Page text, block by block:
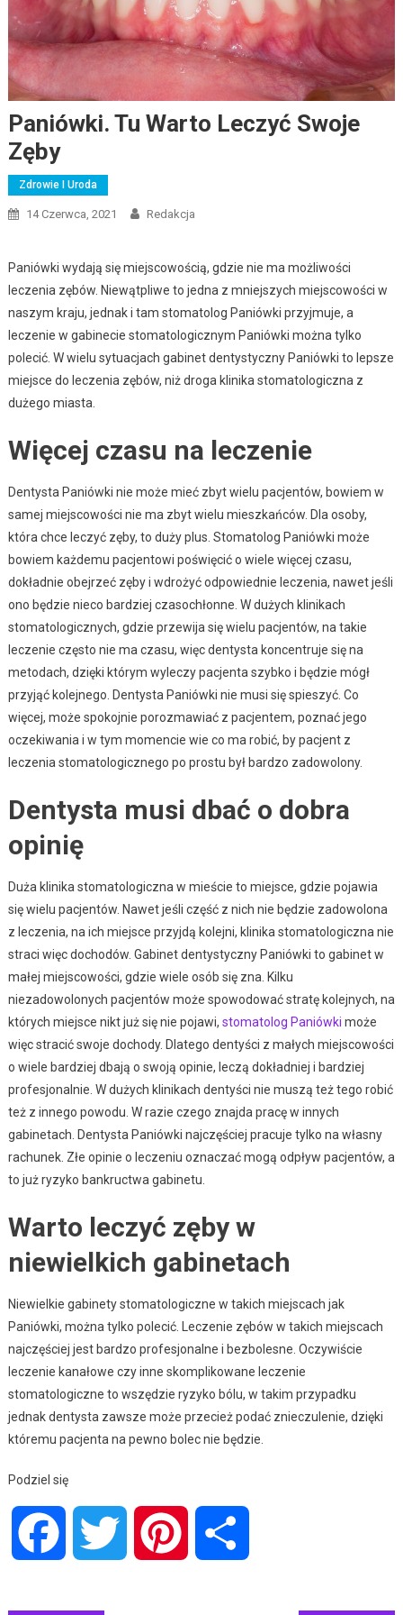
Paniówki. Tu Warto Leczyć Swoje
Zęby
Zdrowie I Uroda
14 Czerwca, 2021 Redakcja
Paniówki wydają się miejscowością, gdzie nie ma możliwości
leczenia zębów. Niewątpliwe to jedna z mniejszych miejscowości w
naszym kraju, jednak i tam stomatolog Paniówki przyjmuje, a
leczenie w gabinecie stomatologicznym Paniówki można tylko
polecić. W wielu sytuacjach gabinet dentystyczny Paniówki to lepsze
miejsce do leczenia zębów, niż droga klinika stomatologiczna z
dużego miasta.
Więcej czasu na leczenie
Dentysta Paniówki nie może mieć zbyt wielu pacjentów, bowiem w
samej miejscowości nie ma zbyt wielu mieszkańców. Dla osoby,
która chce leczyć zęby, to duży plus. Stomatolog Paniówki może
bowiem każdemu pacjentowi poświęcić o wiele więcej czasu,
dokładnie obejrzeć zęby i wdrożyć odpowiednie leczenia, nawet jeśli
ono będzie nieco bardziej czasochłonne. W dużych klinikach
stomatologicznych, gdzie przewija się wielu pacjentów, na takie
leczenie często nie ma czasu, więc dentysta koncentruje się na
metodach, dzięki którym wyleczy pacjenta szybko i będzie mógł
przyjąć kolejnego. Dentysta Paniówki nie musi się spieszyć. Co
więcej, może spokojnie porozmawiać z pacjentem, poznać jego
oczekiwania i w tym momencie wie co ma robić, by pacjent z
leczenia stomatologicznego po prostu był bardzo zadowolony.
Dentysta musi dbać o dobra
opinię
Duża klinika stomatologiczna w mieście to miejsce, gdzie pojawia
się wielu pacjentów. Nawet jeśli część z nich nie będzie zadowolona
z leczenia, na ich miejsce przyjdą kolejni, klinika stomatologiczna nie
straci więc dochodów. Gabinet dentystyczny Paniówki to gabinet w
małej miejscowości, gdzie wiele osób się zna. Kilku
niezadowolonych pacjentów może spowodować stratę kolejnych, na
których miejsce nikt już się nie pojawi, stomatolog Paniówki może
więc stracić swoje dochody. Dlatego dentyści z małych miejscowości
o wiele bardziej dbają o swoją opinie, leczą dokładniej i bardziej
profesjonalnie. W dużych klinikach dentyści nie muszą też tego robić
też z innego powodu. W razie czego znajda pracę w innych
gabinetach. Dentysta Paniówki najczęściej pracuje tylko na własny
rachunek. Złe opinie o leczeniu oznaczać mogą odpływ pacjentów, a
to już ryzyko bankructwa gabinetu.
Warto leczyć zęby w
niewielkich gabinetach
Niewielkie gabinety stomatologiczne w takich miejscach jak
Paniówki, można tylko polecić. Leczenie zębów w takich miejscach
najczęściej jest bardzo profesjonalne i bezbolesne. Oczywiście
leczenie kanałowe czy inne skomplikowane leczenie
stomatologiczne to wszędzie ryzyko bólu, w takim przypadku
jednak dentysta zawsze może przecież podać znieczulenie, dzięki
któremu pacjenta na pewno bolec nie będzie.
Podziel się
Facebook Twitter Pinterest